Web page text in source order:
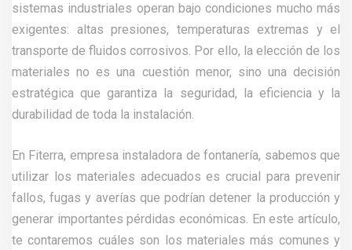
sistemas industriales operan bajo condiciones mucho más
exigentes: altas presiones, temperaturas extremas y el
transporte de fluidos corrosivos. Por ello, la elección de los
materiales no es una cuestión menor, sino una decisión
estratégica que garantiza la seguridad, la eficiencia y la
durabilidad de toda la instalación.
En Fiterra, empresa instaladora de fontanería, sabemos que
utilizar los materiales adecuados es crucial para prevenir
fallos, fugas y averías que podrían detener la producción y
generar importantes pérdidas económicas. En este artículo,
te contaremos cuáles son los materiales más comunes y